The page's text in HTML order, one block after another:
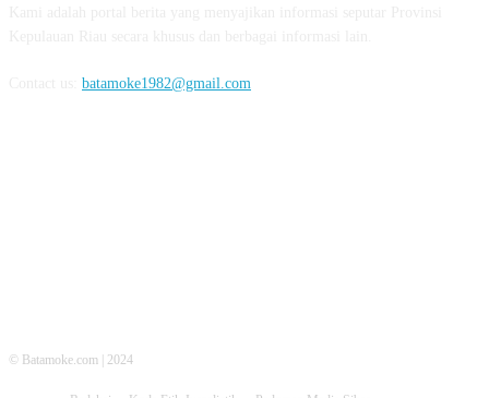
batamoke1982@gmail.com
© Batamoke.com | 2024